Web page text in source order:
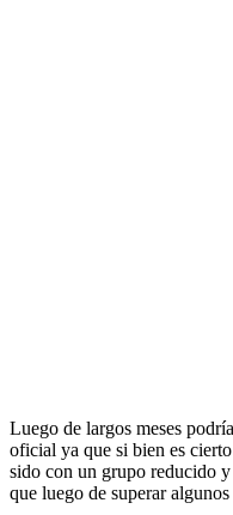
Luego de largos meses
oficial ya que si bien es
sido con un grupo reducido
que luego de superar